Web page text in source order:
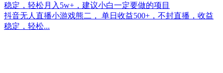
稳定，轻松月入5w+，建议小白一定要做的项目
抖音无人直播小游戏熊二， 单日收益500+，不封直播，收益
稳定，轻松...